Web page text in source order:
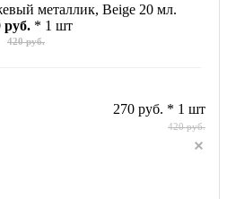
металлик, Beige 20 мл.
руб. * 1 шт
420 руб.
270 руб. * 1 шт
420 руб.